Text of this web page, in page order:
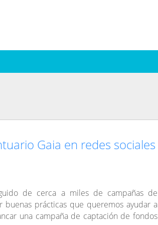
Gaia en redes sociales
de cerca a miles de campañas de
prácticas que queremos ayudar a
una campaña de captación de fondos